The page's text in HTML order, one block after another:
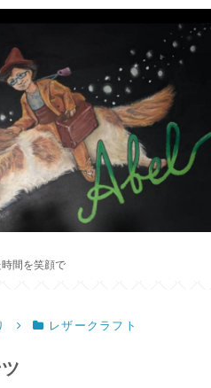
時間を笑顔で
レザークラフト